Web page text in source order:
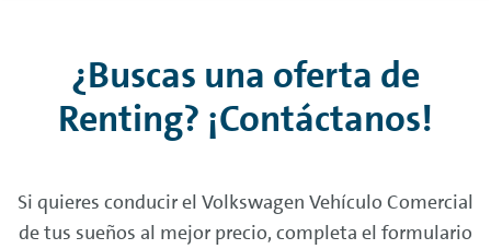
¿Buscas una oferta de
Renting? ¡Contáctanos!
Si quieres conducir el Volkswagen Vehículo Comercial
de tus sueños al mejor precio, completa el formulario